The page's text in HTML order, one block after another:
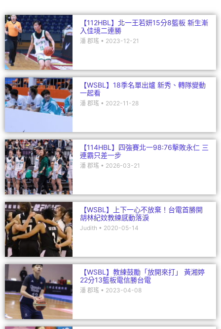
【112HBL】北一王若妍15分8籃板 新生漸
入佳境二連勝
潘 郡瑤 2023-12-21
【WSBL】18季名單出爐 新秀、轉隊變動
一起看
潘 郡瑤 2022-11-28
【114HBL】四強賽北一98:76擊敗永仁 三
連霸只差一步
潘 郡瑤 2026-03-21
【WSBL】上下一心不放棄！台電首勝開
胡林紀妏教練感動落淚
Judith 2020-05-14
【WSBL】教練鼓勵「放開來打」 黃湘婷
22分13籃板電信勝台電
潘 郡瑤 2023-04-08